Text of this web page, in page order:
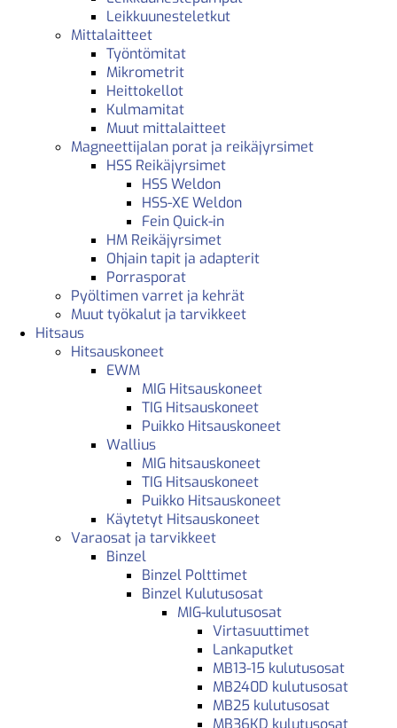
Leikkuunesteletkut
Mittalaitteet
Työntömitat
Mikrometrit
Heittokellot
Kulmamitat
Muut mittalaitteet
Magneettijalan porat ja reikäjyrsimet
HSS Reikäjyrsimet
HSS Weldon
HSS-XE Weldon
Fein Quick-in
HM Reikäjyrsimet
Ohjain tapit ja adapterit
Porrasporat
Pyöltimen varret ja kehrät
Muut työkalut ja tarvikkeet
Hitsaus
Hitsauskoneet
EWM
MIG Hitsauskoneet
TIG Hitsauskoneet
Puikko Hitsauskoneet
Wallius
MIG hitsauskoneet
TIG Hitsauskoneet
Puikko Hitsauskoneet
Käytetyt Hitsauskoneet
Varaosat ja tarvikkeet
Binzel
Binzel Polttimet
Binzel Kulutusosat
MIG-kulutusosat
Virtasuuttimet
Lankaputket
MB13-15 kulutusosat
MB240D kulutusosat
MB25 kulutusosat